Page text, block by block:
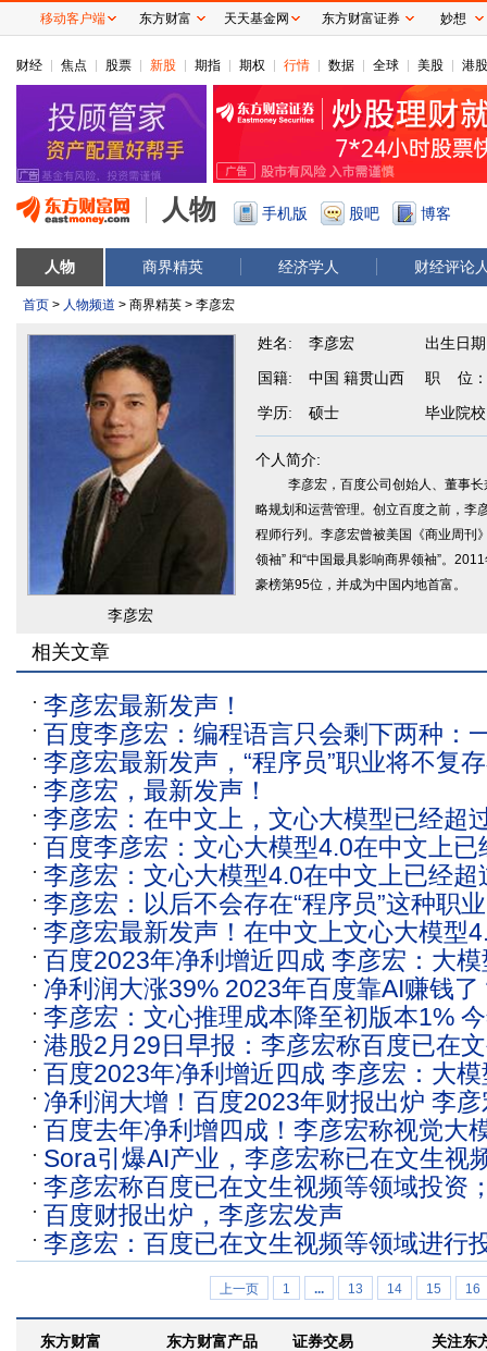
财经 焦点 股票 新股 期指 期权 行情 数据 全球 美股 港股
人物 手机版 股吧 博客
人物 商界精英 经济学人 财经评论
首页 > 人物频道 > 商界精英 > 李彦宏
李彦宏
姓名: 李彦宏 出生日
国籍: 中国 籍贯山西 职 位：
学历: 硕士 毕业院
个人简介:
李彦宏，百度公司创始人、董事
略规划和运营管理。创立百度之前，李
程师行列。李彦宏曾被美国《商业周刊
领袖” 和“中国最具影响商界领袖”。
豪榜第95位，并成为中国内地首富。
相关文章
李彦宏最新发声！
百度李彦宏：编程语言只会剩下两种：
种叫中文
李彦宏最新发声，“程序员”职业将不复
李彦宏，最新发声！
李彦宏：在中文上，文心大模型已经超
百度李彦宏：文心大模型4.0在中文上已
4
李彦宏：文心大模型4.0在中文上已经超
李彦宏：以后不会存在“程序员”这种职
李彦宏最新发声！在中文上文心大模型
GPT-4
百度2023年净利增近四成 李彦宏：大
来约6.6亿增量收入
净利润大涨39% 2023年百度靠AI赚钱
年预计还能再赚几十亿元
李彦宏：文心推理成本降至初版本1%
亿元增量收入
港股2月29日早报：李彦宏称百度已在
资 去年内地访客贡献保费同比飙涨逾27
百度2023年净利增近四成 李彦宏：大
来约6.6亿增量收入
净利润大增！百度2023年财报出炉 李
增量收入
百度去年净利增四成！李彦宏称视觉大
在自动驾驶
Sora引爆AI产业，李彦宏称已在文生视
投资
李彦宏称百度已在文生视频等领域投资
移动通信大会热点丨明日主题前瞻
百度财报出炉，李彦宏发声
李彦宏：百度已在文生视频等领域进行
上一页 1 ... 13 14 15 16
东方财富 东方财富产品 证券交易 关注东
移动客户端 东方财富 天天基金网 东方财富证券 妙想